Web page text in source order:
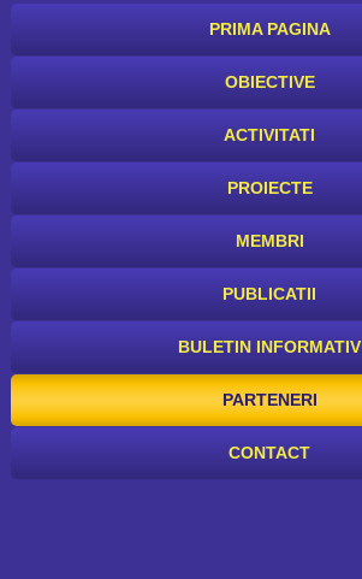
PRIMA PAGINA
OBIECTIVE
ACTIVITATI
PROIECTE
MEMBRI
PUBLICATII
BULETIN INFORMATIV
PARTENERI
CONTACT